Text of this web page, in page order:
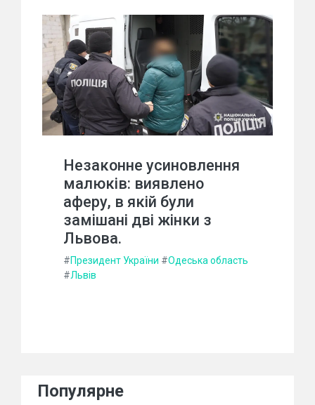
Незаконне усиновлення
малюків: виявлено
аферу, в якій були
замішані дві жінки з
Львова.
#Президент України #Одеська область
#Львів
Популярне